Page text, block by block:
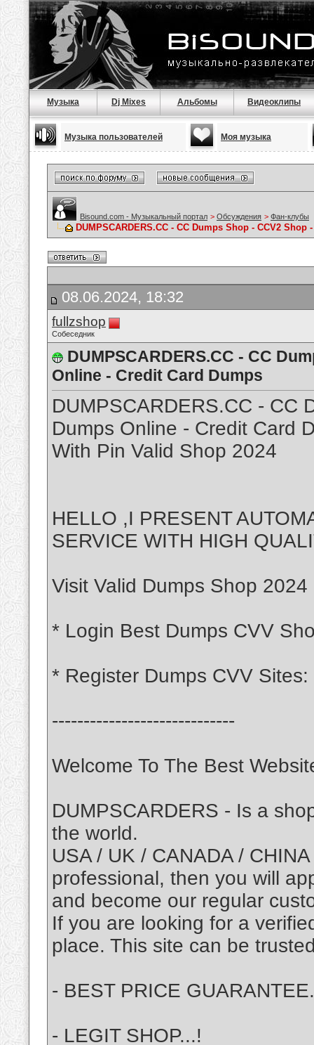
Музыка Dj Mixes Альбомы Видеоклипы
Музыка пользователей Моя музыка
Bisound.com - Музыкальный портал > Обсуждения > Фан-клубы
DUMPSCARDERS.CC - CC Dumps Shop - CCV2
08.06.2024, 18:32
fullzshop
Собеседник
DUMPSCARDERS.CC - CC
Online - Credit Card Dumps
DUMPSCARDERS.CC - CC
Dumps Online - Credit Card
With Pin Valid Shop 2024
HELLO ,I PRESENT
SERVICE WITH HIGH
Visit Valid Dumps Shop
* Login Best Dumps CVV
* Register Dumps CVV Sites:
-----------------------------
Welcome To The Best
DUMPSCARDERS - Is a
the world.
USA / UK / CANADA /
professional, then you will
and become our regular
If you are looking for a
place. This site can be
- BEST PRICE GUARANTEE.
- LEGIT SHOP...!